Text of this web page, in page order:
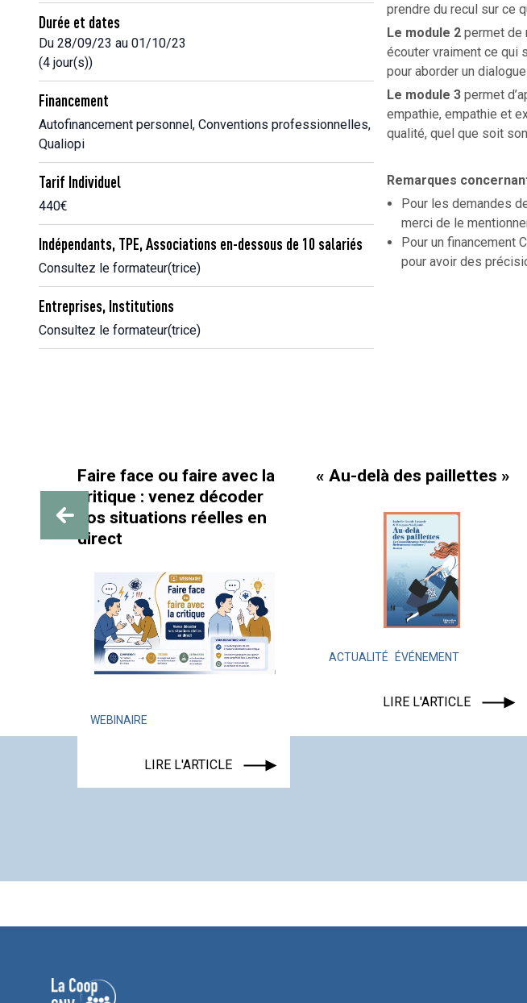
Durée et dates
Du 28/09/23 au 01/10/23
(4 jour(s))
Financement
Autofinancement personnel, Conventions professionnelles,
Qualiopi
Tarif Individuel
440€
Indépendants, TPE, Associations en-dessous de 10 salariés
Consultez le formateur(trice)
Entreprises, Institutions
Consultez le formateur(trice)
prendre du recul sur ce
Le module 2 permet de
écouter vraiment ce qui
pour aborder un
Le module 3 permet
empathie, empathie et
qualité, quel que soit
Remarques
Pour les demandes
merci de le
Pour un financement
pour avoir des
face ou faire avec la
: venez décoder
réelles en
« Au-delà des paillettes »
ACTUALITÉ ÉVÉNEMENT
Mieux
parent
la CNV
ACTUALITÉ